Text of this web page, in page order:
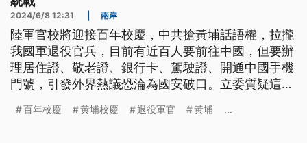
2024/6/8 12:31 兩岸
陸軍官校將迎接百年校慶，中共搶黃埔話語權，拉攏
我國軍退役官兵，目前有近百人要前往中國，但要辦
理居住證、敬老證、銀行卡、駕駛證、開通中國手機
門號，引發外界熱議恐淪為國安破口。立委質疑這些
接受中共統戰，堅稱是自行申請辦理活動。
百年校慶 黃埔校慶 退役軍官 黃埔 ...